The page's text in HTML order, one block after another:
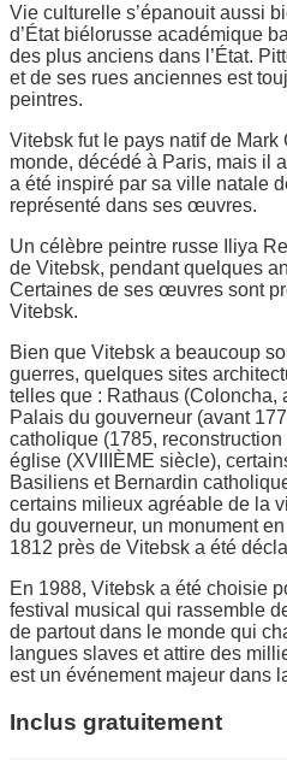
Vie culturelle s’épanouit aussi
d’État biélorusse académique
des plus anciens dans l’État.
et de ses rues anciennes est
peintres.
Vitebsk fut le pays natif de Mark
monde, décédé à Paris, mais il
a été inspiré par sa ville natale
représenté dans ses œuvres.
Un célèbre peintre russe Iliya
de Vitebsk, pendant quelques
Certaines de ses œuvres sont
Vitebsk.
Bien que Vitebsk a beaucoup
guerres, quelques sites
telles que : Rathaus (Coloncha,
Palais du gouverneur (avant
catholique (1785,
église (XVIIIÈME siècle),
Basiliens et Bernardin
certains milieux agréable de la
du gouverneur, un monument
1812 près de Vitebsk a été
En 1988, Vitebsk a été choisie
festival musical qui rassemble
de partout dans le monde qui
langues slaves et attire des
est un événement majeur dans
Inclus gratuitement